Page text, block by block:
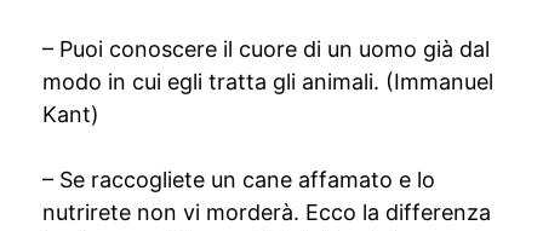
– Puoi conoscere il cuore di un uomo già dal
modo in cui egli tratta gli animali. (Immanuel
Kant)
– Se raccogliete un cane affamato e lo
nutrirete non vi morderà. Ecco la differenza